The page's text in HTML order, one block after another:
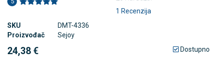
1 Recenzija
SKU
DMT-4336
Proizvođač
Sejoy
24,38 € Dostupno